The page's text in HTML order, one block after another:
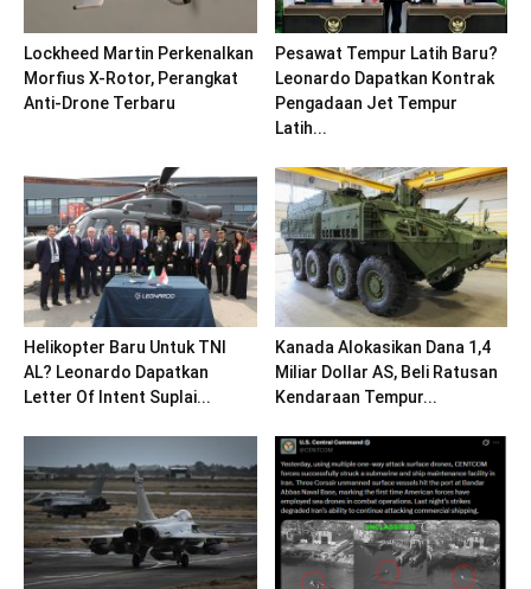
Lockheed Martin Perkenalkan
Morfius X-Rotor, Perangkat
Anti-Drone Terbaru
Pesawat Tempur Latih Baru?
Leonardo Dapatkan Kontrak
Pengadaan Jet Tempur
Latih...
Helikopter Baru Untuk TNI
AL? Leonardo Dapatkan
Letter Of Intent Suplai...
Kanada Alokasikan Dana 1,4
Miliar Dollar AS, Beli Ratusan
Kendaraan Tempur...